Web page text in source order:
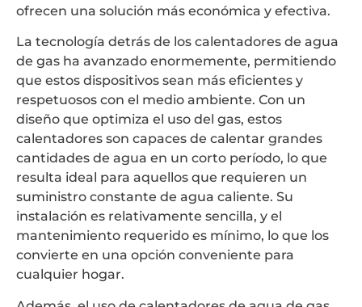
ofrecen una solución más económica y efectiva.
La tecnología detrás de los calentadores de agua
de gas ha avanzado enormemente, permitiendo
que estos dispositivos sean más eficientes y
respetuosos con el medio ambiente. Con un
diseño que optimiza el uso del gas, estos
calentadores son capaces de calentar grandes
cantidades de agua en un corto período, lo que
resulta ideal para aquellos que requieren un
suministro constante de agua caliente. Su
instalación es relativamente sencilla, y el
mantenimiento requerido es mínimo, lo que los
convierte en una opción conveniente para
cualquier hogar.